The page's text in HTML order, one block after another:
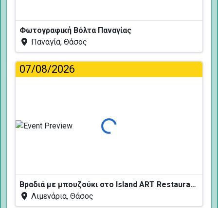
Φωτογραφική Βόλτα Παναγίας
Παναγία, Θάσος
07/08/2026
Φόρτωση...
Βραδιά με μπουζούκι στο Island ART Restaurant
Λιμενάρια, Θάσος